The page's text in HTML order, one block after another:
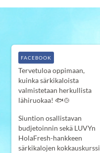
Tervetuloa oppimaan,
kuinka särkikaloista
valmistetaan herkullista
lähiruokaa! 🐟🍲
Siuntion osallistavan
budjetoinnin sekä LUVYn
HolaFresh-hankkeen
särkikalojen kokkauskurssi
FACEBOOK